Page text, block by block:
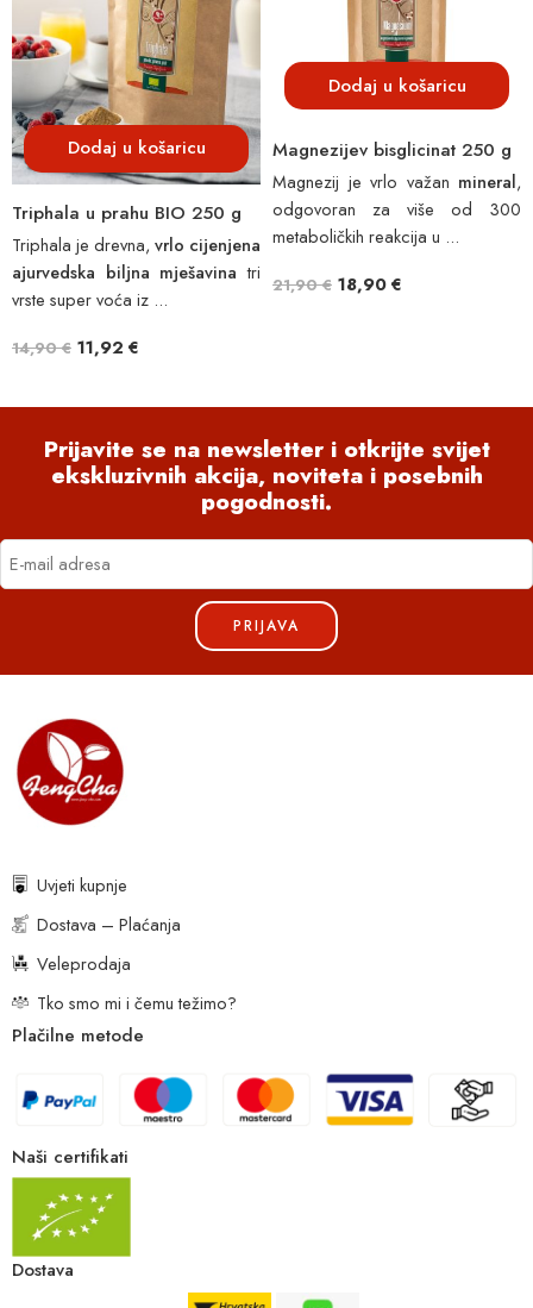
Dodaj u košaricu
Triphala u prahu BIO 250 g
Triphala je drevna, vrlo cijenjena
ajurvedska biljna mješavina tri
vrste super voća iz ...
14,90€ 11,92 €
Dodaj u košaricu
Magnezijev bisglicinat 250 g
Magnezij je vrlo važan mineral,
odgovoran za više od 300
metaboličkih reakcija u ...
21,90€ 18,90€
Prijavite se na newsletter i otkrijte svijet
ekskluzivnih akcija, noviteta i posebnih
pogodnosti.
PRIJAVA
Uvjeti kupnje
Dostava – Plaćanja
Veleprodaja
Tko smo mi i čemu težimo?
Plačilne metode
Naši certifikati
Dostava